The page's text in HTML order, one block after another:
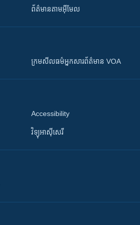
ព័ត៌មាន​តាម​អ៊ីមែល
ក្រម​​​សីលធម៌​​​អ្នក​​​សារព័ត៌មាន VOA
Accessibility
វិទ្យុ​អាស៊ី​សេរី